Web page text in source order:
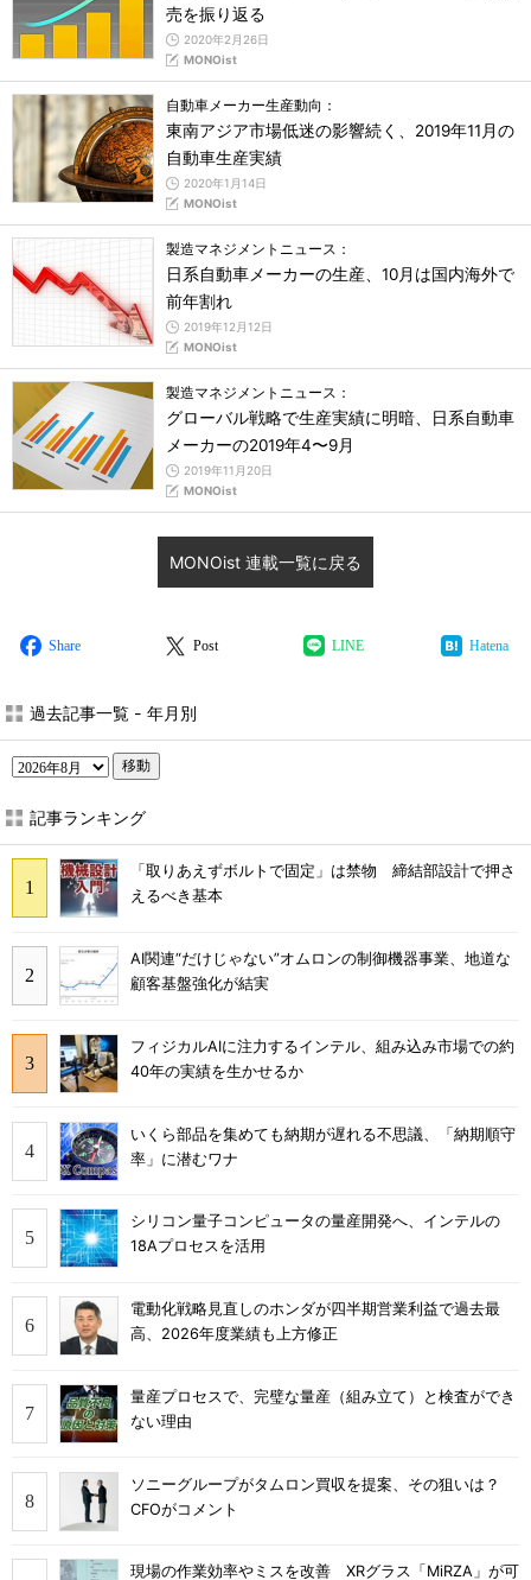
売を振り返る
2020年2月26日
MONOist
自動車メーカー生産動向：
東南アジア市場低迷の影響続く、2019年11月の
自動車生産実績
2020年1月14日
MONOist
製造マネジメントニュース：
日系自動車メーカーの生産、10月は国内海外で
前年割れ
2019年12月12日
MONOist
製造マネジメントニュース：
グローバル戦略で生産実績に明暗、日系自動車
メーカーの2019年4〜9月
2019年11月20日
MONOist
MONOist 連載一覧に戻る
Share Post LINE Hatena
過去記事一覧 - 年月別
移動
記事ランキング
「取りあえずボルトで固定」は禁物 締結部設計で押さ
えるべき基本
AI関連“だけじゃない”オムロンの制御機器事業、地道な
顧客基盤強化が結実
フィジカルAIに注力するインテル、組み込み市場での約
40年の実績を生かせるか
いくら部品を集めても納期が遅れる不思議、「納期順守
率」に潜むワナ
シリコン量子コンピュータの量産開発へ、インテルの
18Aプロセスを活用
電動化戦略見直しのホンダが四半期営業利益で過去最
高、2026年度業績も上方修正
量産プロセスで、完璧な量産（組み立て）と検査ができ
ない理由
ソニーグループがタムロン買収を提案、その狙いは？
CFOがコメント
現場の作業効率やミスを改善 XRグラス「MiRZA」が可